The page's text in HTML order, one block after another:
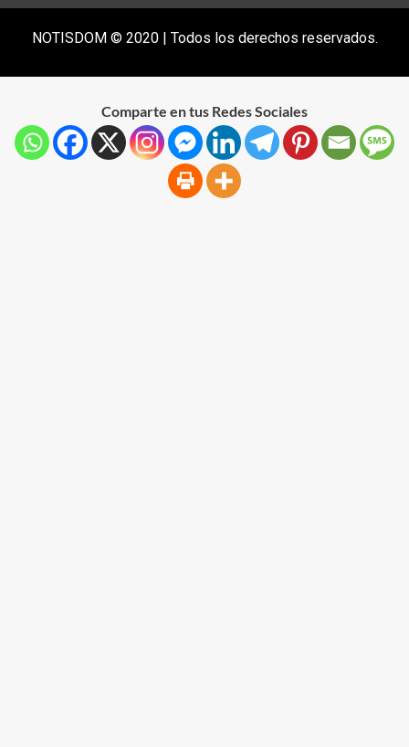
NOTISDOM © 2020 | Todos los derechos reservados.
Comparte en tus Redes Sociales